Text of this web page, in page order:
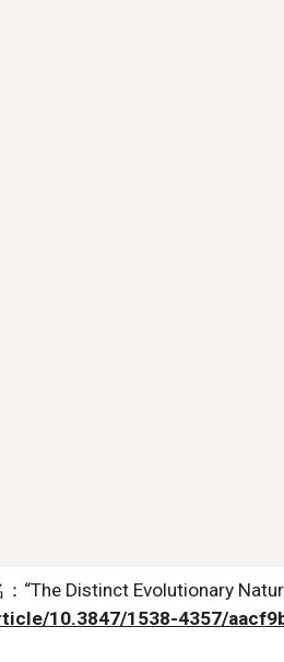
Distinct Evolutionary
10.3847/1538-4357/